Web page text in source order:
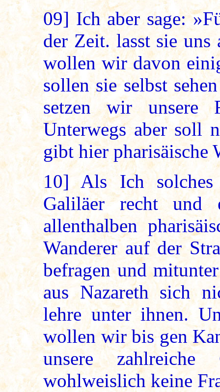
09] Ich aber sage:
der Zeit. lasst sie
wollen wir davon
sollen sie selbst
setzen wir unsere
Unterwegs aber soll
gibt hier pharisäische
10] Als Ich solches
Galiläer recht und
allenthalben
Wanderer auf der
befragen und
aus Nazareth sich
lehre unter ihnen.
wollen wir bis gen
unsere zahlreiche
wohlweislich keine